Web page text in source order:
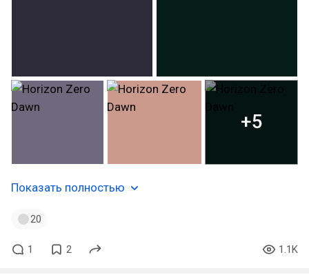
+5
Показать полностью
20
1 2 1.1K